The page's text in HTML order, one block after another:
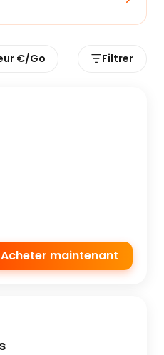
€/Go Filtrer
Acheter maintenant